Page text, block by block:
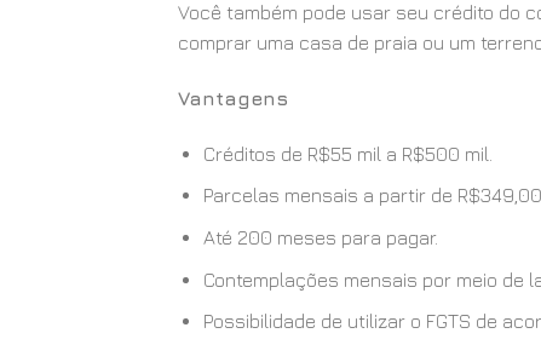
Você também pode usar seu crédito do
comprar uma casa de praia ou um
Vantagens
Créditos de R$55 mil a R$500 mil.
Parcelas mensais a partir de
Até 200 meses para pagar.
Contemplações mensais por meio de
Possibilidade de utilizar o FGTS de